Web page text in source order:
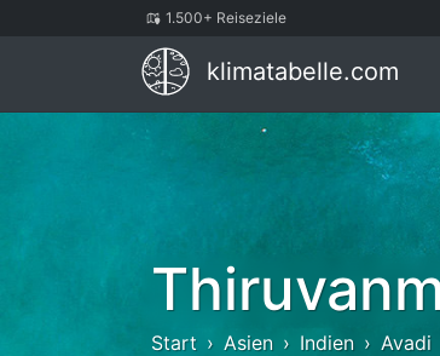
1.500+ Reiseziele
klimatabelle.com
Start Asien Indien Avadi